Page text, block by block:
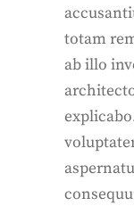
totam
ab illo